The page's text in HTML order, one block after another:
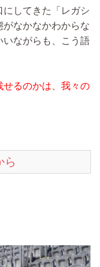
にしてきた「レガシ
なかなかわからな
いながらも、こう語
せるのかは、我々の
ら